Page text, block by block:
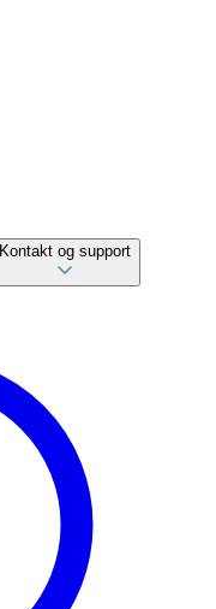
Kontakt og support